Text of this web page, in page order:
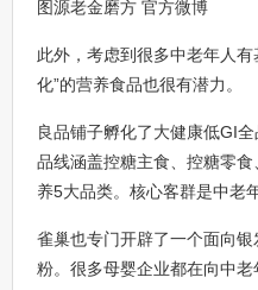
图源老金磨方 官方微博
此外，考虑到很多中老年人
化”的营养食品也很有潜力。
良品铺子孵化了大健康低GI
品线涵盖控糖主食、控糖零
养5大品类。核心客群是中老
雀巢也专门开辟了一个面向
粉。很多母婴企业都在向中老